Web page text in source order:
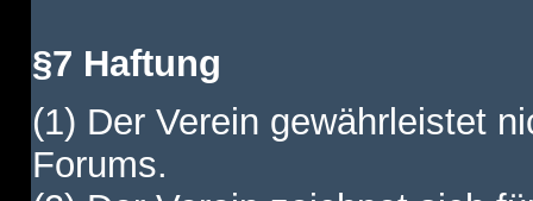
§7 Haftung
(1) Der Verein gewährleistet
Forums.